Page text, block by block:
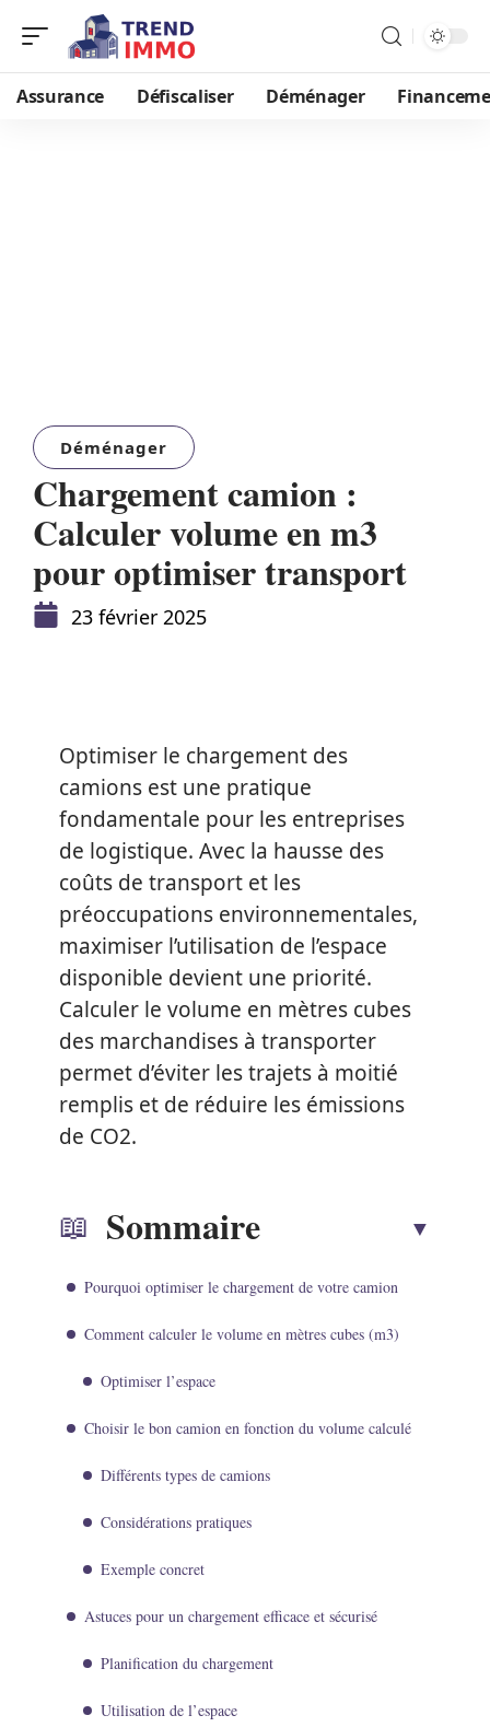
Assurance Défiscaliser Déménager
Déménager
Chargement camion :
Calculer volume en m3
pour optimiser transport
23 février 2025
Optimiser le chargement des
camions est une pratique
fondamentale pour les entreprises
de logistique. Avec la hausse des
coûts de transport et les
préoccupations environnementales,
maximiser l’utilisation de l’espace
disponible devient une priorité.
Calculer le volume en mètres cubes
des marchandises à transporter
permet d’éviter les trajets à moitié
remplis et de réduire les émissions
de CO2.
Sommaire
Pourquoi optimiser le chargement de votre camion
Comment calculer le volume en mètres cubes (m3)
Optimiser l’espace
Choisir le bon camion en fonction du volume calculé
Différents types de camions
Considérations pratiques
Exemple concret
Astuces pour un chargement efficace et sécurisé
Planification du chargement
Utilisation de l’espace